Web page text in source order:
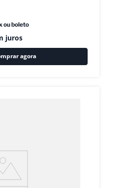
ou boleto
juros
agora